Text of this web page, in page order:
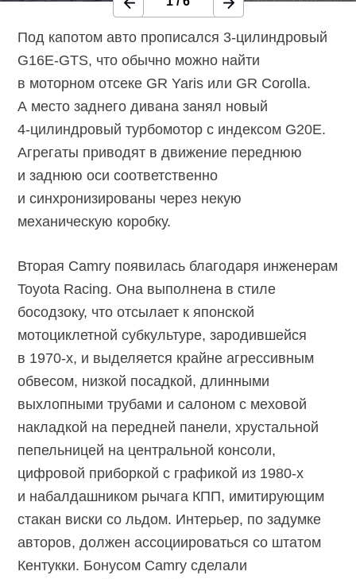
Под капотом авто прописался 3-цилиндровый
G16E-GTS, что обычно можно найти
в моторном отсеке GR Yaris или GR Corolla.
А место заднего дивана занял новый
4-цилиндровый турбомотор с индексом G20E.
Агрегаты приводят в движение переднюю
и заднюю оси соответственно
и синхронизированы через некую
механическую коробку.
Вторая Camry появилась благодаря инженерам
Toyota Racing. Она выполнена в стиле
босодзоку, что отсылает к японской
мотоциклетной субкультуре, зародившейся
в 1970-х, и выделяется крайне агрессивным
обвесом, низкой посадкой, длинными
выхлопными трубами и салоном с меховой
накладкой на передней панели, хрустальной
пепельницей на центральной консоли,
цифровой приборкой с графикой из 1980-х
и набалдашником рычага КПП, имитирующим
стакан виски со льдом. Интерьер, по задумке
авторов, должен ассоциироваться со штатом
Кентукки. Бонусом Camry сделали